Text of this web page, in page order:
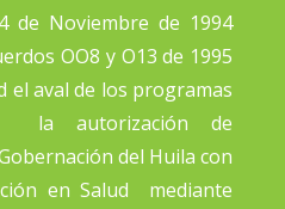
de Noviembre de 1994
OO8 y O13 de 1995
el aval de los programas
autorización de
del Huila con
en Salud mediante